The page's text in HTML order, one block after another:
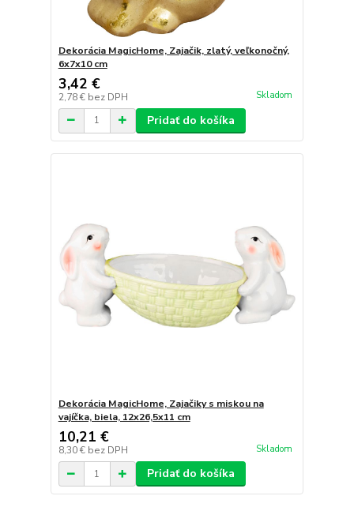
Dekorácia MagicHome, Zajačik, zlatý, veľkonočný,
6x7x10 cm
3,42 €
2,78 € bez DPH Skladom
Pridať do košíka
Dekorácia MagicHome, Zajačiky s miskou na
vajíčka, biela, 12x26,5x11 cm
10,21 €
8,30 € bez DPH Skladom
Pridať do košíka